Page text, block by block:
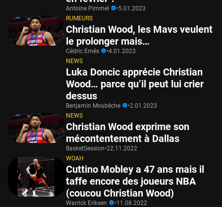
Antoine Pimmel •5.01.2023
RUMEURS
Christian Wood, les Mavs veulent
le prolonger mais…
Cédric Emés •4.01.2023
NEWS
Luka Doncic apprécie Christian
Wood… parce qu’il peut lui crier
dessus
Benjamin Moubèche •2.01.2023
NEWS
Christian Wood exprime son
mécontentement à Dallas
BasketSession•22.11.2022
WOAH
Cuttino Mobley a 47 ans mais il
taffe encore des joueurs NBA
(coucou Christian Wood)
Warrick Eriksen •11.08.2022